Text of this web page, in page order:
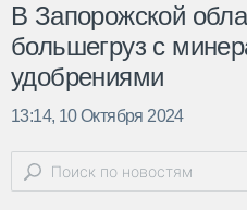
В Запорожской
большегруз с
удобрениями
13:14, 10 Октября 2024